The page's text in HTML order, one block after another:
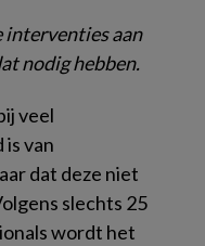
interventies aan
nodig hebben.
veel
is van
dat deze niet
slechts 25
wordt het